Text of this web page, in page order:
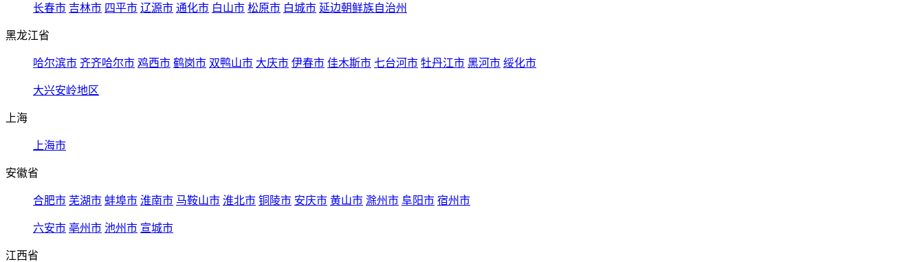
长春市 吉林市 四平市 辽源市 通化市 白山市 松原市 白城市 延边朝鲜族自治州
黑龙江省
哈尔滨市 齐齐哈尔市 鸡西市 鹤岗市 双鸭山市 大庆市 伊春市 佳木斯市 七台河市 牡丹江市 黑河市 绥化市
大兴安岭地区
上海
上海市
安徽省
合肥市 芜湖市 蚌埠市 淮南市 马鞍山市 淮北市 铜陵市 安庆市 黄山市 滁州市 阜阳市 宿州市
六安市 亳州市 池州市 宣城市
江西省